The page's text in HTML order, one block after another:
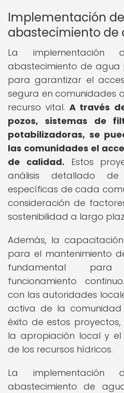
Implementación
abastecimiento de
La implementación
abastecimiento de agua
para garantizar el
segura en comunidades
recurso vital.A través
pozos, sistemas de
potabilizadoras, se
las comunidades el
de calidad. Estos
análisis detallado de
específicas de cada
consideración de
sostenibilidad a largo
Además, la
para el mantenimiento
fundamental
funcionamiento
con las autoridades
activa de la
éxito de estos
la apropiación local y el
de los recursos hídricos.
La implementación
abastecimiento de